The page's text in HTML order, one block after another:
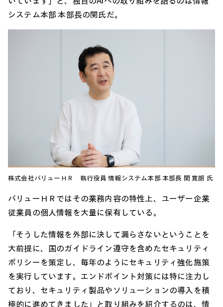
システム本部 本部長の関氏だ。
株式会社バリューＨＲ 執行役員 情報システム本部 本部長 関 寛朗 氏
バリューＨＲではその業務内容の特性上、ユーザー企業
従業員の個人情報を大量に保有している。
「そうした情報を外部に決して漏らさないということを
大前提に、国のガイドライン遵守を含めたセキュリティ
ポリシーを策定し、毎年のようにセキュリティ強化施策
を実行しています。エンドポイント対策には特に注力し
ており、セキュリティ製品やソリューションの導入を積
極的に進めてきました」と取り組みを紹介するのは、情